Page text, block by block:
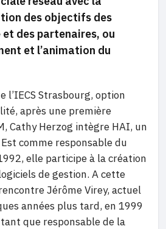
des objectifs des
et des partenaires, ou
et l’animation du
l’IECS Strasbourg, option
après une première
Cathy Herzog intègre HAI, un
comme responsable du
elle participe à la création
de gestion. A cette
Jérôme Virey, actuel
années plus tard, en 1999
que responsable de la